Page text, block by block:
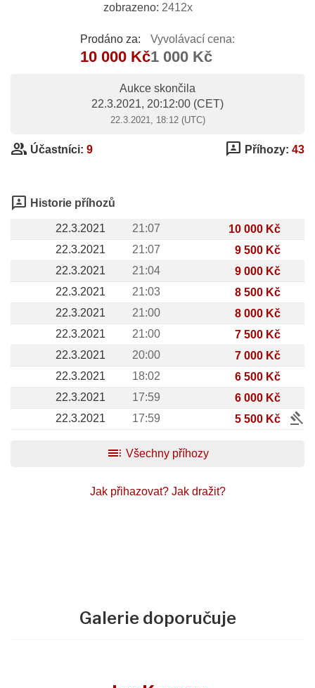
zobrazeno: 2412x
Prodáno za:
10 000 Kč
Vyvolávací cena:
1 000 Kč
Aukce skončila
22.3.2021, 20:12:00 (CET)
22.3.2021, 18:12 (UTC)
group Účastníci: 9 3p Příhozy: 43
3p Historie příhozů
22.3.2021 21:07
10 000 Kč
22.3.2021
21:07
9 500 Kč
22.3.2021
21:04
9 000 Kč
22.3.2021
21:03
8 500 Kč
22.3.2021
21:00
8 000 Kč
22.3.2021
21:00
7 500 Kč
22.3.2021
20:00
7 000 Kč
22.3.2021
18:02
6 500 Kč
22.3.2021
17:59
6 000 Kč
22.3.2021
17:59 5 500 Kč
gavel
toc Všechny příhozy
Jak přihazovat? Jak dražit?
Galerie doporučuje